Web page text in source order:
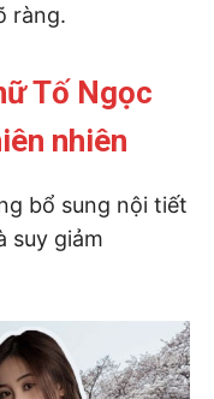
ràng.
Tố Ngọc
nhiên
bổ sung nội tiết
suy giảm